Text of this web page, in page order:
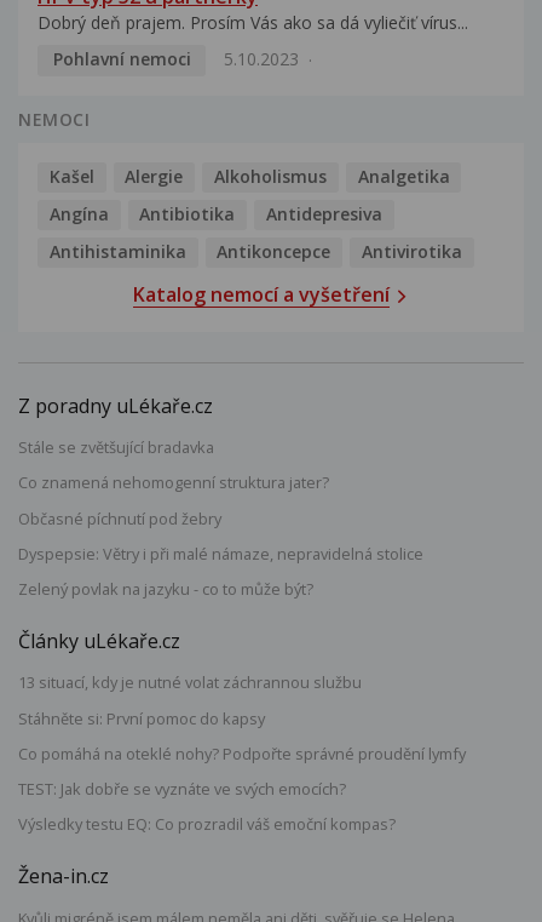
Dobrý deň prajem. Prosím Vás ako sa dá vyliečiť vírus...
Pohlavní nemoci
5.10.2023
NEMOCI
Kašel Alergie Alkoholismus
Analgetika
Angína
Antibiotika
Antidepresiva
Antihistaminika
Antikoncepce Antivirotika
Katalog nemocí a vyšetření
Z poradny uLékaře.cz
Stále se zvětšující bradavka
Co znamená nehomogenní struktura jater?
Občasné píchnutí pod žebry
Dyspepsie: Větry i při malé námaze, nepravidelná stolice
Zelený povlak na jazyku - co to může být?
Články uLékaře.cz
13 situací, kdy je nutné volat záchrannou službu
Stáhněte si: První pomoc do kapsy
Co pomáhá na oteklé nohy? Podpořte správné proudění lymfy
TEST: Jak dobře se vyznáte ve svých emocích?
Výsledky testu EQ: Co prozradil váš emoční kompas?
Žena-in.cz